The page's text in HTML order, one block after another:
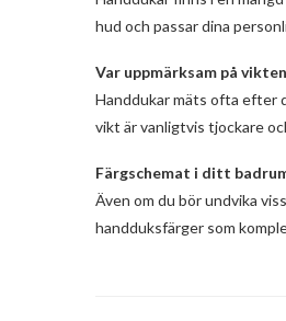
hud och passar dina
Var uppmärksam på vikten
Handdukar mäts ofta efter
vikt är vanligtvis tjockare
Färgschemat i ditt
Även om du bör undvika
handduksfärger som